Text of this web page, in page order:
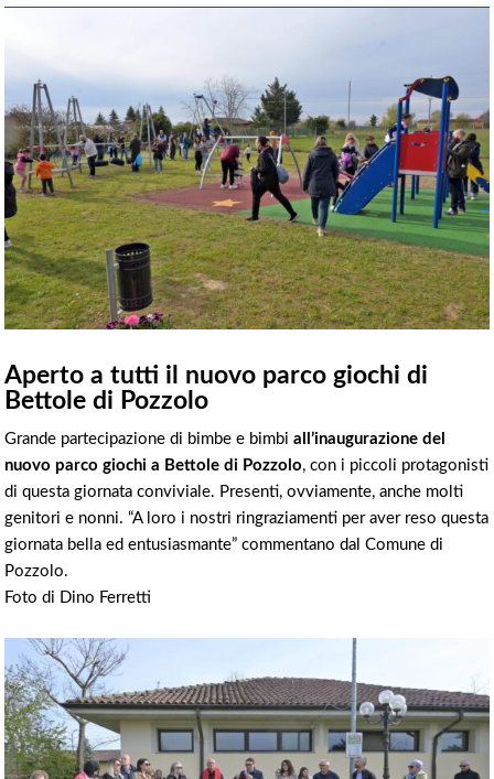
Aperto a tutti il nuovo parco giochi di
Bettole di Pozzolo
Grande partecipazione di bimbe e bimbiall’inaugurazione del
nuovo parco giochi a Bettole di Pozzolo, con i piccoli protagonisti
di questa giornata conviviale. Presenti, ovviamente, anche molti
genitori e nonni. “A loro i nostri ringraziamenti per aver reso questa
giornata bella ed entusiasmante” commentano dal Comune di
Pozzolo.
Foto di Dino Ferretti